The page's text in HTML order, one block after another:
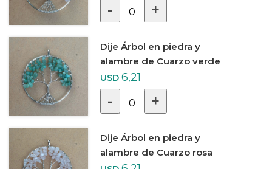
- 0 +
Dije Árbol en piedra y
alambre de Cuarzo verde
USD 6,21
- 0 +
Dije Árbol en piedra y
alambre de Cuarzo rosa